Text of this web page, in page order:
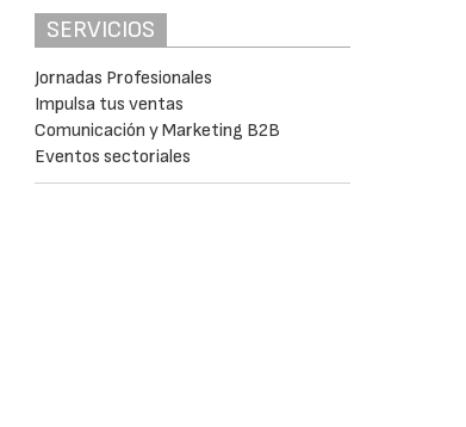
SERVICIOS
Jornadas Profesionales
Impulsa tus ventas
Comunicación y Marketing B2B
Eventos sectoriales